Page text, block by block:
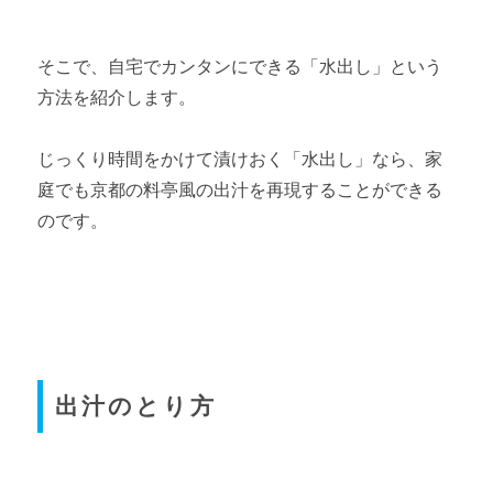
そこで、自宅でカンタンにできる「水出し」という
方法を紹介します。
じっくり時間をかけて漬けおく「水出し」なら、家
庭でも京都の料亭風の出汁を再現することができる
のです。
出汁のとり方